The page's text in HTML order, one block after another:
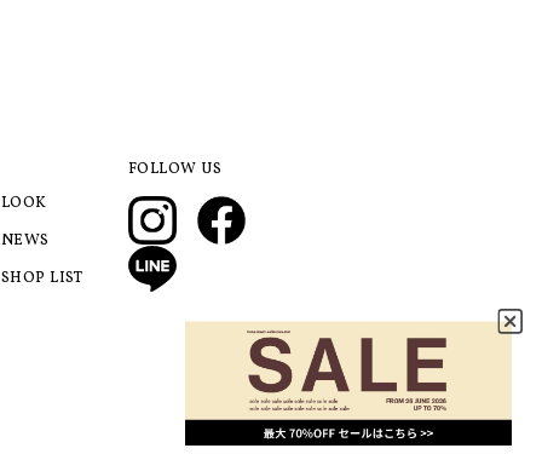
LOOK
NEWS
SHOP LIST
FOLLOW US